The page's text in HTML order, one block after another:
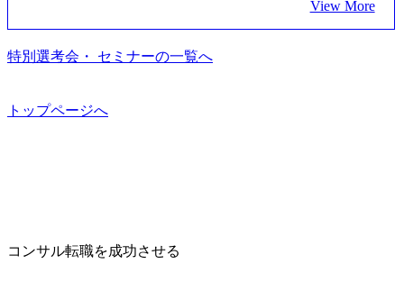
ムより高いオファー年収 ・実力主義でプロモーションでき
る（ダブルスキップもあり） ・週に1度のアサインｍｔｇで
こまめに社員のキャリアについて検討してもらえる。結
果、なりたいキャリアを反映できるｐｊにアサインしても
るため、エンジニアの視点からも協業しクライアントへ価
keto_kajita/)） 多様なメンバー、多様なプロジェクトによる
なるため、入居基準を満たす女性には住宅手当を支給しま
による引っ越し費用は、会社が負担します。 2026年8月18日
※顔出しは不要です。ご質問頂く際のみ、顔出ししていた
加ください。 当日は、質疑応答のお時間もご用意しており
ます。 是非、説明会にてお話できることを楽しみにしてお
ります。 説明会後にアンケート回答をお願いいたします。
オンライン(Google meets)
支援している。 他方、インキュベーション事業を手掛けて
いるのも同社の特徴であり、 自社で新規事業開発も手掛け
つつ、複数社への出資～ハンズオン支援も行っている。 (参
ングファームや、Slerなどから優秀層が多数ジョイン。 http
ている。 <u>ワンプール制</u>を取っており、業界の枠に縛
View More
特別選考会・ セミナーの一覧へ
トップページへ
コンサル転職を成功させる